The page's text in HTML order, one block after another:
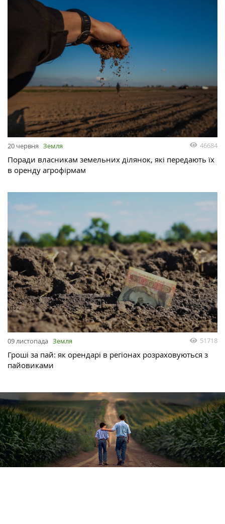
20 червня Земля 46684
Поради власникам земельних ділянок, які передають їх
в оренду агрофірмам
09 листопада Земля 51718
Гроші за пай: як орендарі в регіонах розраховуються з
пайовиками